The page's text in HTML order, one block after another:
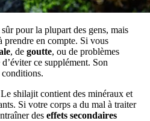
pour la plupart des gens, mais
prendre en compte. Si vous
, de goutte, ou de problèmes
ce supplément. Son
shilajit contient des minéraux et
Si votre corps a du mal à traiter
des effets secondaires